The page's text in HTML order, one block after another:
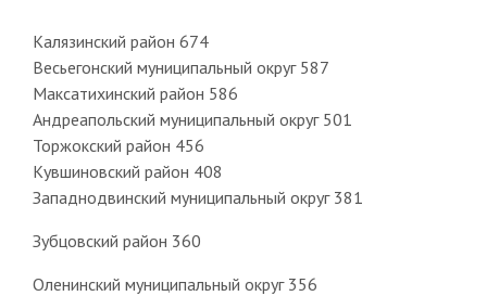
Калязинский район 674
Весьегонский муниципальный округ 587
Максатихинский район 586
Андреапольский муниципальный округ 501
Торжокский район 456
Кувшиновский район 408
Западнодвинский муниципальный округ 381
Зубцовский район 360
Оленинский муниципальный округ 356